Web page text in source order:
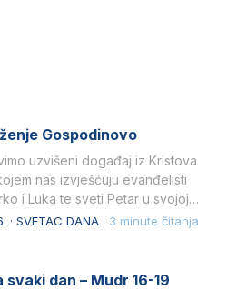
Gospodinovo
uzvišeni događaj iz Kristova
nas izvješćuju evanđelisti
i Luka te sveti Petar u svojoj
· SVETAC DANA · 3 minute čitanja
svaki dan – Mudr 16-19